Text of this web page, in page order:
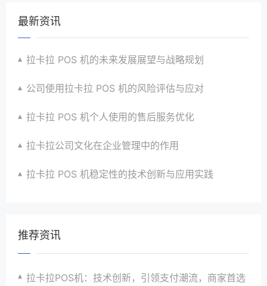
最新资讯
拉卡拉 POS 机的未来发展展望与战略规划
公司使用拉卡拉 POS 机的风险评估与应对
拉卡拉 POS 机个人使用的售后服务优化
拉卡拉公司文化在企业管理中的作用
拉卡拉 POS 机稳定性的技术创新与应用实践
推荐资讯
拉卡拉POS机：技术创新，引领支付潮流，商家首选